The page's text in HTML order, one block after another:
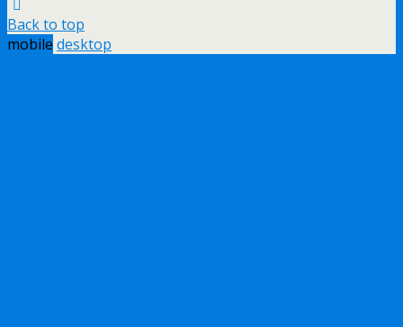
Back to top
mobile desktop